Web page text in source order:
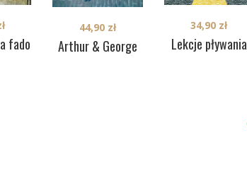
fado Arthur & George
44,90 zł
Lekcje pływania
34,90 zł